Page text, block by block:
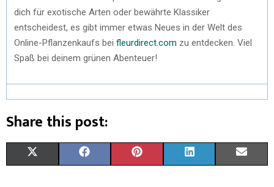
dich für exotische Arten oder bewährte Klassiker
entscheidest, es gibt immer etwas Neues in der Welt des
Online-Pflanzenkaufs bei fleurdirect.com zu entdecken. Viel
Spaß bei deinem grünen Abenteuer!
Share this post: